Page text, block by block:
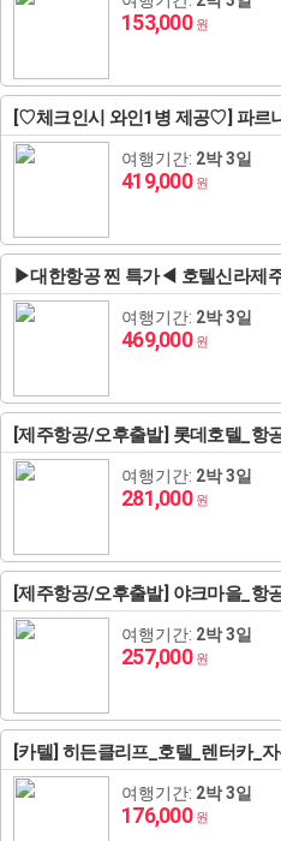
청도
곤명/여강/하문
153,000 원
[♡체크인시 와인1병 제공♡] 파르
일
여행기간: 2박 3일
419,000 원
▶대한항공 찐 특가◀ 호텔신라제
여행기간: 2박 3일
469,000 원
[제주항공/오후출발] 롯데호텔_항
여행기간: 2박 3일
281,000 원
[제주항공/오후출발] 야크마을_항
여행기간: 2박 3일
257,000 원
[카텔] 히든클리프_호텔_렌터카_
여행기간: 2박 3일
176,000 원